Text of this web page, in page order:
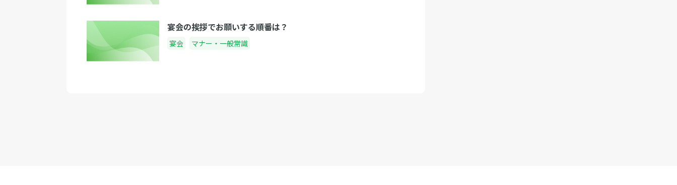
宴会の挨拶でお願いする順番は？
宴会 マナー・一般常識